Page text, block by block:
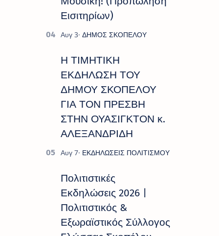
Εισιτηρίων)
Η ΤΙΜΗΤΙΚΗ
ΕΚΔΗΛΩΣΗ ΤΟΥ
ΔΗΜΟΥ ΣΚΟΠΕΛΟΥ
ΓΙΑ ΤΟΝ ΠΡΕΣΒΗ
ΣΤΗΝ ΟΥΑΣΙΓΚΤΟΝ κ.
ΑΛΕΞΑΝΔΡΙΔΗ
Πολιτιστικές
Εκδηλώσεις 2026 |
Πολιτιστικός &
Εξωραϊστικός Σύλλογος